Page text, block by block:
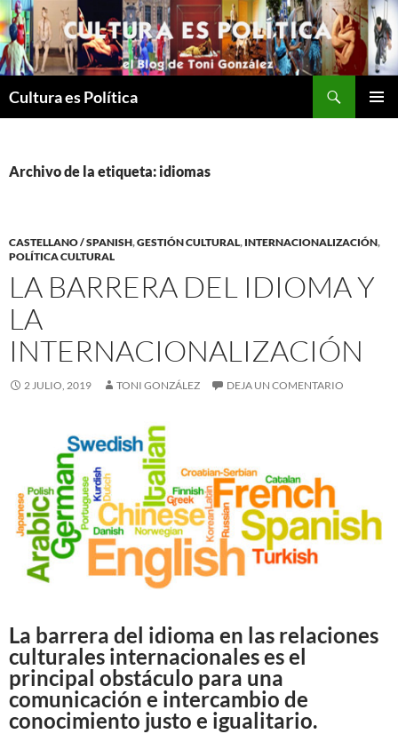
Saltar
al
contenido
Cultura es Política
Archivo de la etiqueta: idiomas
CASTELLANO / SPANISH,GESTIÓN CULTURAL, INTERNACIONALIZACIÓN,
POLÍTICA CULTURAL
LA BARRERA DEL IDIOMA Y
LA
INTERNACIONALIZACIÓN
2 JULIO, 2019 TONI GONZÁLEZ DEJA UN COMENTARIO
La barrera del idioma en las relaciones
culturales internacionales es el
principal obstáculo para una
comunicación e intercambio de
conocimiento justo e igualitario.